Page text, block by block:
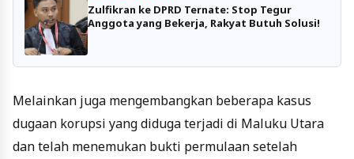
Zulfikran ke DPRD Ternate: Stop Tegur
Anggota yang Bekerja, Rakyat Butuh Solusi!
Melainkan juga mengembangkan beberapa kasus
dugaan korupsi yang diduga terjadi di Maluku Utara
dan telah menemukan bukti permulaan setelah